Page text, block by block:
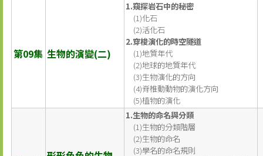
第09集 生物的演變(二)
1.窺探岩石中的秘密
(1)化石
(2)活化石
2.穿梭演化的時空隧道
(1)地質年代
(2)地球的地質年代
(3)生物演化的方向
(4)脊椎動動物的演化方向
(5)植物的演化
1.生物的命名與分類
(1)生物的分類階層
(2)生物的命名
(3)學名的命名規則